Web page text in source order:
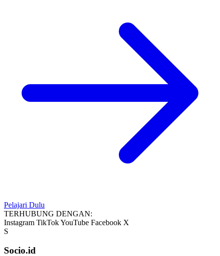
Pelajari Dulu
TERHUBUNG DENGAN:
Instagram TikTokYouTube Facebook X
S
Socio.id